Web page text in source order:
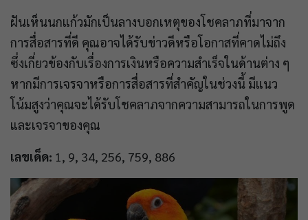
ฝันเห็นนกแก้วมักเป็นลางบอกเหตุของโชคลาภที่มาจาก
การสื่อสารที่ดี คุณอาจได้รับข่าวดีหรือโอกาสที่คาดไม่ถึง
ซึ่งเกี่ยวข้องกับเรื่องการเงินหรือความสำเร็จในด้านต่าง ๆ
หากมีการเจรจาหรือการสื่อสารที่สำคัญในช่วงนี้ มีแนว
โน้มสูงว่าคุณจะได้รับโชคลาภจากความสามารถในการพูด
และเจรจาของคุณ
เลขเด็ด: 1, 9, 34, 256, 759, 886